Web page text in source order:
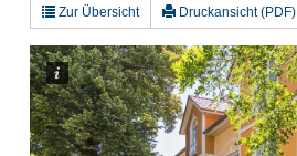
Zur Übersicht Druckansicht (PDF)